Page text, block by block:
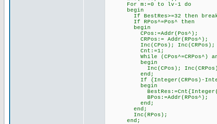
For m:=0 to lv-1 do
begin
If BestRes>=32 then
If RPos^=Pos^ then
begin
CPos:=Addr(Pos^);
CRPos:= Addr(RPos^);
Inc(CPos); Inc(CRPos);
Cnt:=1;
While (CPos^=CRPos^) and
begin
Inc(CPos);
end;
If {Integer(CRPos)-
begin
BPos:=Addr(RPos^);
end;
end;
Inc(RPos);
end;